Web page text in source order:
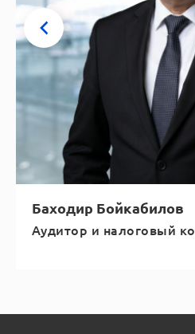
Баходир Бойкабилов
Аудитор и налоговый